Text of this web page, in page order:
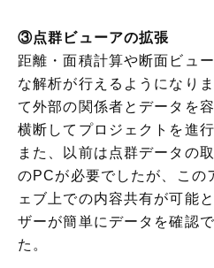
③点群ビューアの拡張
距離・面積計算や断面ビュ
な解析が行えるようになり
て外部の関係者とデータを
横断してプロジェクトを進
また、以前は点群データの
のPCが必要でしたが、この
ェブ上での内容共有が可能
ザーが簡単にデータを確認
た。